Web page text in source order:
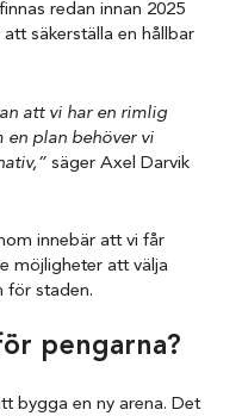
redan innan 2025
säkerställa en hållbar
att vi har en rimlig
en plan behöver vi
säger Axel Darvik
innebär att vi får
möjligheter att välja
för staden.
pengarna?
bygga en ny arena. Det